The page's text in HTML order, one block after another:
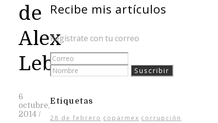
de
Alex
Lebarón
6
octubre,
2014 /
Recibe mis artículos
Regístrate con tu correo
Etiquetas
28 de febrero coparmex corrupción